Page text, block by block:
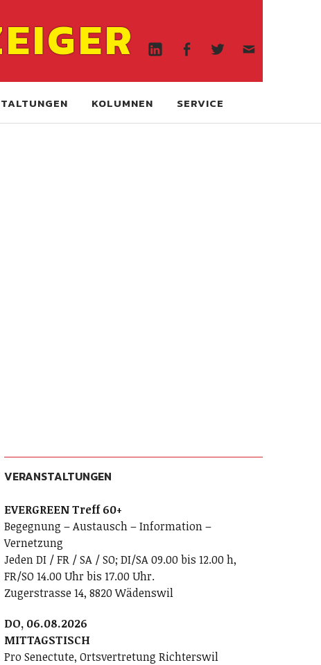
KOLUMNEN SERVICE
VERANSTALTUNGEN
EVERGREEN Treff 60+
Begegnung – Austausch – Information –
Vernetzung
Jeden DI / FR / SA / SO; DI/SA 09.00 bis 12.00 h,
FR/SO 14.00 Uhr bis 17.00 Uhr.
Zugerstrasse 14, 8820 Wädenswil
DO, 06.08.2026
MITTAGSTISCH
Pro Senectute, Ortsvertretung Richterswil